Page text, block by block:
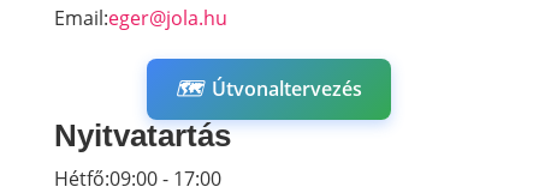
Email:eger@jola.hu
🗺️ Útvonaltervezés
Nyitvatartás
Hétfő:09:00 - 17:00